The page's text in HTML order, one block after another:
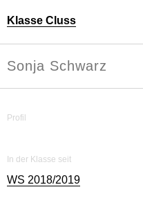
Klasse Cluss
Personen
Projekte
Uli Cluss
Information
Profil
In der Klasse seit
WS 2018/2019